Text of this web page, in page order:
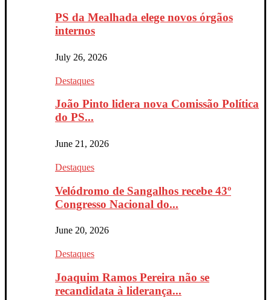
PS da Mealhada elege novos órgãos
internos
July 26, 2026
Destaques
João Pinto lidera nova Comissão Política
do PS...
June 21, 2026
Destaques
Velódromo de Sangalhos recebe 43º
Congresso Nacional do...
June 20, 2026
Destaques
Joaquim Ramos Pereira não se
recandidata à liderança...